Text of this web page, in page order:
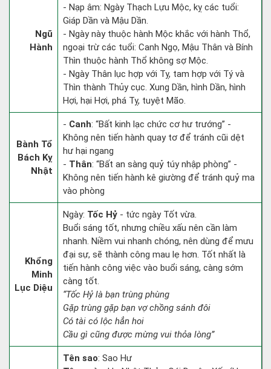
Ngũ
Hành
- Nạp âm: Ngày Thạch Lựu Mộc, kỵ các tuổi:
Giáp Dần và Mậu Dần.
- Ngày này thuộc hành Mộc khắc với hành Thổ,
ngoại trừ các tuổi: Canh Ngọ, Mậu Thân và Bính
Thìn thuộc hành Thổ không sợ Mộc.
- Ngày Thân lục hợp với Tỵ, tam hợp với Tý và
Thìn thành Thủy cục. Xung Dần, hình Dần, hình
Hợi, hại Hợi, phá Tỵ, tuyệt Mão.
Bành Tổ
Bách Kỵ
Nhật
- Canh: “Bất kinh lạc chức cơ hư trướng” -
Không nên tiến hành quay tơ để tránh cũi dệt
hư hại ngang
- Thân: “Bất an sàng quỷ túy nhập phòng” -
Không nên tiến hành kê giường để tránh quỷ ma
vào phòng
Khổng
Minh
Lục Diệu
Ngày: Tốc Hỷ - tức ngày Tốt vừa.
Buổi sáng tốt, nhưng chiều xấu nên cần làm
nhanh. Niềm vui nhanh chóng, nên dùng để mưu
đại sự, sẽ thành công mau lẹ hơn. Tốt nhất là
tiến hành công việc vào buổi sáng, càng sớm
càng tốt.
“Tốc Hỷ là bạn trùng phùng
Gặp trùng gặp bạn vợ chồng sánh đôi
Có tài có lộc hẳn hoi
Cầu gì cũng được mừng vui thỏa lòng”
Tên sao: Sao Hư